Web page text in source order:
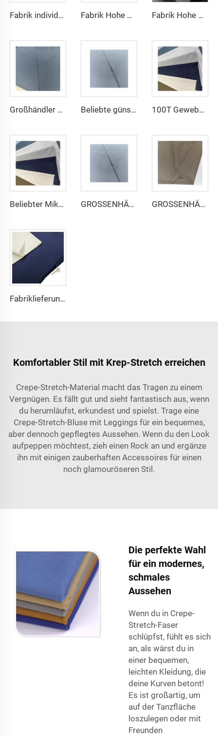
Fabrik individueller leichten TR-Stoff fühlt sich bequem an, Mittlerer Osten in verschiedenen Farben einfaches Twill-Hemd-Roben Fabrik Hohe Qualität TR Twill-Stoff Mittlerer Osten Männer Robe Set Hemd-Stoff leichtes Gewicht Fabrik Hohe Qualität TR Twill-Einfarbig Stoff Mittlerer Osten Männer Robe Set Hemd-Stoff leichtes Gewicht
Großhändler günstige Mikrofasermaterialien für arabischen Thobe für Männer Polyester Toyobo-Stoff Hemd Arabischer Thobe Beliebte günstige arabischer Thobe-Stoff für Arba-Thobe Hemd-Hose-Stoff Polyester Toyobo-Stoff Micro-Fiber 100T Gewebe Flach micro-faser Polyester Stoff Toyobo Arabischer Thobe-Stoff
Beliebter Mikrofaser arabischer Thobe-Stoff für Herren, gesponnener Polyesterstoff, Toyobo-Stoff, Hemd, arabischer Thobe GROSSENHÄNDLER Mikrofaser-Stoff für Herren, gesponnener Polyesterstoff, Toyobo-Stoff, Hemd, arabischer Thobe GROSSENHÄNDLER arabischer Thobe-Stoff für Herren, gesponnener Polyesterstoff, Toyobo-Stoff, Hemd, arabischer Thobe
Fabriklieferung 65% Polyester 35% Baumwolle für Futter von Jeans, einfaches TC-TWILL gefärbter Stoff für Arbeitskleidung
Komfortabler Stil mit Krep-Stretch erreichen
Crepe-Stretch-Material macht das Tragen zu einem
Vergnügen. Es fällt gut und sieht fantastisch aus, wenn
du herumläufst, erkundest und spielst. Trage eine
Crepe-Stretch-Bluse mit Leggings für ein bequemes,
aber dennoch gepflegtes Aussehen. Wenn du den Look
aufpeppen möchtest, zieh einen Rock an und ergänze
ihn mit einigen zauberhaften Accessoires für einen
noch glamouröseren Stil.
Die perfekte Wahl
für ein modernes,
schmales
Aussehen
Wenn du in Crepe-
Stretch-Faser
schlüpfst, fühlt es sich
an, als wärst du in
einer bequemen,
leichten Kleidung, die
deine Kurven betont!
Es ist großartig, um
auf der Tanzfläche
loszulegen oder mit
Freunden